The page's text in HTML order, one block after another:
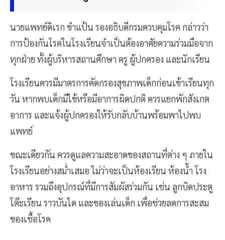
นายแพทย์ดิเรก ขำแป้น รองอธิบดีกรมควบคุมโรค กล่าวว่า
การป้องกันโรคในโรงเรียนจำเป็นต้องอาศัยความร่วมมือจาก
ทุกฝ่าย ทั้งผู้บริหารสถานศึกษา ครู ผู้ปกครอง และนักเรียน
โรงเรียนควรมีมาตรการคัดกรองสุขภาพเด็กก่อนเข้าเรียนทุก
วัน หากพบเด็กมีไข้หรือมีอาการผิดปกติ ควรแยกพักสังเกต
อาการ และแจ้งผู้ปกครองให้รับกลับบ้านพร้อมพาไปพบ
แพทย์
ขณะเดียวกัน ควรดูแลความสะอาดของสถานที่ต่าง ๆ ภายใน
โรงเรียนอย่างสม่ำเสมอ ไม่ว่าจะเป็นห้องเรียน ห้องน้ำ โรง
อาหาร รวมถึงอุปกรณ์ที่มีการสัมผัสร่วมกัน เช่น ลูกบิดประตู
โต๊ะเรียน ราวบันได และของเล่นเด็ก เพื่อช่วยลดการสะสม
ของเชื้อโรค